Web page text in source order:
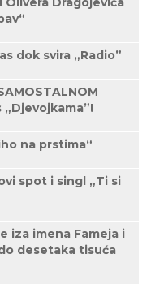
dok svira „Radio”
„Djevojkama”!
na prstima“
spot i singl „Ti si
iza imena Fameja i
desetaka tisuća